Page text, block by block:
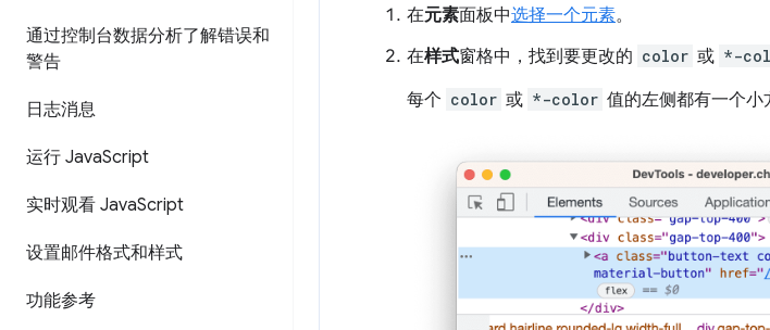
通过控制台数据分析了解错误和
警告
日志消息
运行 JavaScript
实时观看 JavaScript
设置邮件格式和样式
功能参考
在元素面板中选择一个元素。
在样式窗格中，找到要更改的 color 或 *-
每个 color 或 *-color 值的左侧都有一个小